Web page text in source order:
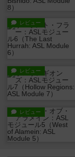
レビュー
レビュー
レビュー